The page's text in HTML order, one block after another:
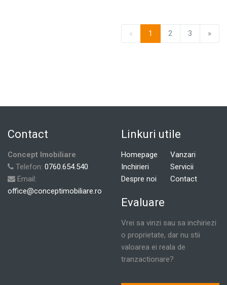
« 1 2 3 »
Contact
Concept Imobiliare
Telefon: 0760.654.540
Email:
office@conceptimobiliare.ro
Linkuri utile
Homepage
Vanzari
Inchirieri
Servicii
Despre noi
Contact
Evaluare
Vrei sa vinzi sau sa inchiriezi
o proprietate, dar nu stii
valoarea ei reala de
tranzactionare?